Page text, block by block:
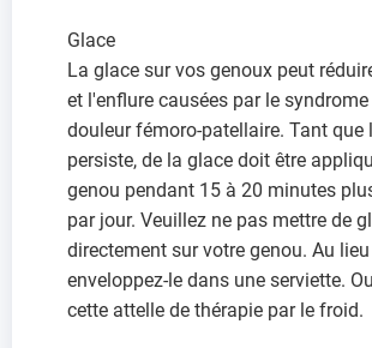
Glace
La glace sur vos genoux peut
et l'enflure causées par le syndrome
douleur fémoro-patellaire. Tant que
persiste, de la glace doit être
genou pendant 15 à 20 minutes
par jour. Veuillez ne pas mettre de
directement sur votre genou. Au
enveloppez-le dans une serviette.
cette attelle de thérapie par le froid.